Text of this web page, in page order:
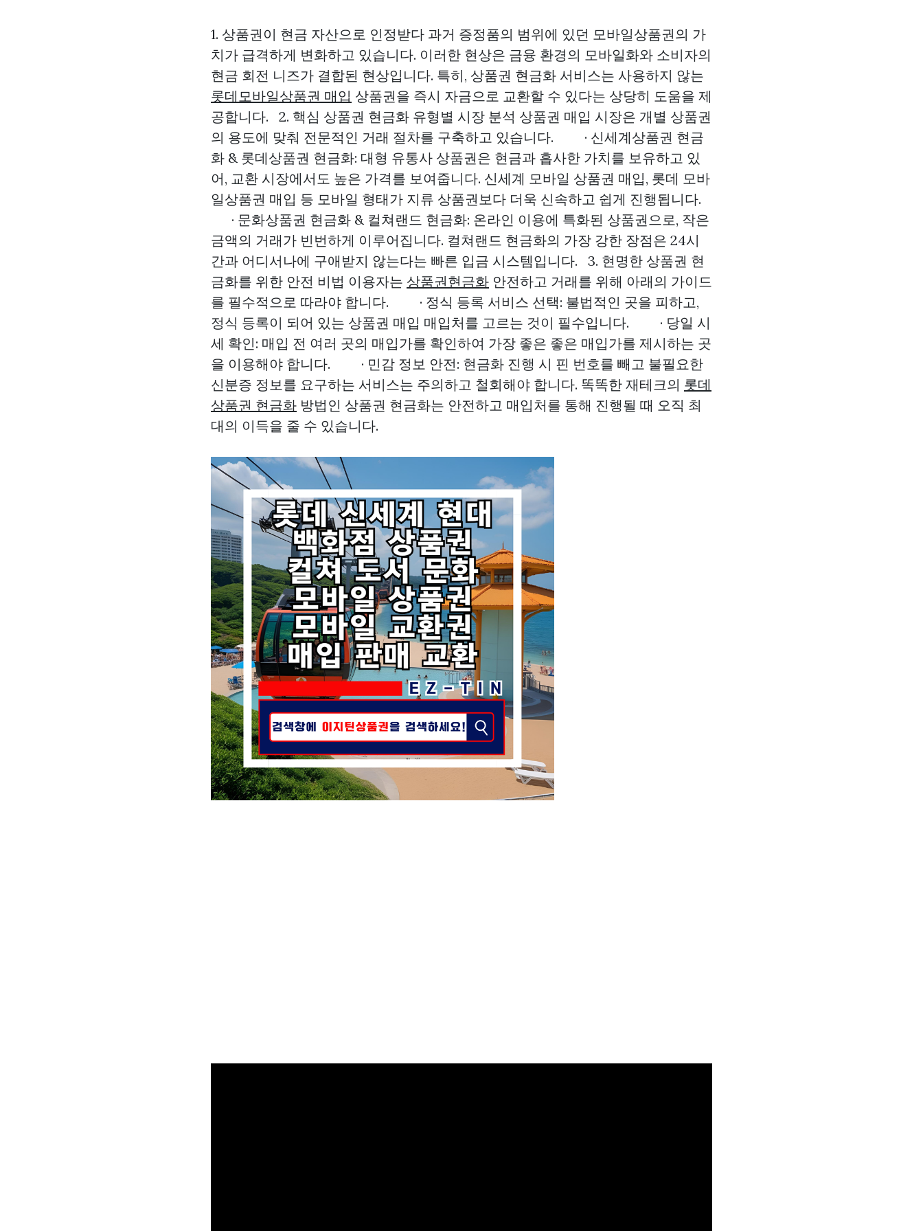
1. 상품권이 현금 자산으로 인정받다 과거 증정품의 범위에 있던 모바일상품권의 가
치가 급격하게 변화하고 있습니다. 이러한 현상은 금융 환경의 모바일화와 소비자의
현금 회전 니즈가 결합된 현상입니다. 특히, 상품권 현금화 서비스는 사용하지 않는
롯데모바일상품권 매입 상품권을 즉시 자금으로 교환할 수 있다는 상당히 도움을 제
공합니다. 2. 핵심 상품권 현금화 유형별 시장 분석 상품권 매입 시장은 개별 상품권
의 용도에 맞춰 전문적인 거래 절차를 구축하고 있습니다. · 신세계상품권 현금
화 & 롯데상품권 현금화: 대형 유통사 상품권은 현금과 흡사한 가치를 보유하고 있
어, 교환 시장에서도 높은 가격를 보여줍니다. 신세계 모바일 상품권 매입, 롯데 모바
일상품권 매입 등 모바일 형태가 지류 상품권보다 더욱 신속하고 쉽게 진행됩니다.
· 문화상품권 현금화 & 컬쳐랜드 현금화: 온라인 이용에 특화된 상품권으로, 작은
금액의 거래가 빈번하게 이루어집니다. 컬쳐랜드 현금화의 가장 강한 장점은 24시
간과 어디서나에 구애받지 않는다는 빠른 입금 시스템입니다. 3. 현명한 상품권 현
금화를 위한 안전 비법 이용자는 상품권현금화 안전하고 거래를 위해 아래의 가이드
를 필수적으로 따라야 합니다. · 정식 등록 서비스 선택: 불법적인 곳을 피하고,
정식 등록이 되어 있는 상품권 매입 매입처를 고르는 것이 필수입니다. · 당일 시
세 확인: 매입 전 여러 곳의 매입가를 확인하여 가장 좋은 좋은 매입가를 제시하는 곳
을 이용해야 합니다. · 민감 정보 안전: 현금화 진행 시 핀 번호를 빼고 불필요한
신분증 정보를 요구하는 서비스는 주의하고 철회해야 합니다. 똑똑한 재테크의 롯데
상품권 현금화 방법인 상품권 현금화는 안전하고 매입처를 통해 진행될 때 오직 최
대의 이득을 줄 수 있습니다.